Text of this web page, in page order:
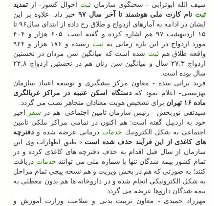
سیف الله ابوترابی - سخنگوی سازمانثبت احوال كشور- از
تمدید
ثبت نام كارت ملی هوشمند تا آخر سال ۹۷
خبر داد. علاوه بر این
ایشان در ادامه به آمارهای ازدواج و طلاق رخ داده از ابتدای سال۹۶ تا
۱۵ اردیبهشت ۹۷ هم اشاره كرده و گفته است: ۶۰۵ هزار و ۴۰۴
مورد ازدواج در این بازه زمانی به ثبت
رسیده و ۱۷۶ هزار و ۹۲۴
واقعه طلاق همثبت شده است كه میانگین سن مردان در نخستین
ازدواج ۲۷.۳ سال و میانگین سن زنان هم در نخستین ازدواج ۲۲.۸
سال بوده است.
فرید براتی سده - معاون مركز پیشگیری و توسعه اعتیاد سازمان
بهزیستی- اعلام نمود كهدستگاه اسكن عنبیه در مراكز غربالگری
ماده ۱۶ تهران
برای تشخیص هویت معتادان متجاهر نصب می گردد.
سیدتقی نوربخش - رئیس سازمان تامین اجتماعی- هم در سفر
اخیر
خود به اردبیل گفته است: هم اكنون در تمامی مراكز ملكی تامین
اجتماعی به شكل الكترونیك خدمات درمانی عرضه شده و دفترچه
های كاغذی از این فرآیند حذف شده است .» طبق اظهارات وی این
سازمان از سال قبل اقدام به حذف دفترچه های كاغذی كرده و در
تمام كشور بیمه شدگان تنها با شماره ملی می توانند خدمات دریافت
كنند؛ به صورتی كه هم در بخش ویزیت و هم نسخه پیچی تمام مراحل
به شكل الكترونیكی انجام شده و در داروخانه ها هم بدون معطلی به
بیمه شدگان داروها عرضه می گردد.
مهرزاد حمیدی - معاون تربیت بدنی و سلامت وزارت آموزش و